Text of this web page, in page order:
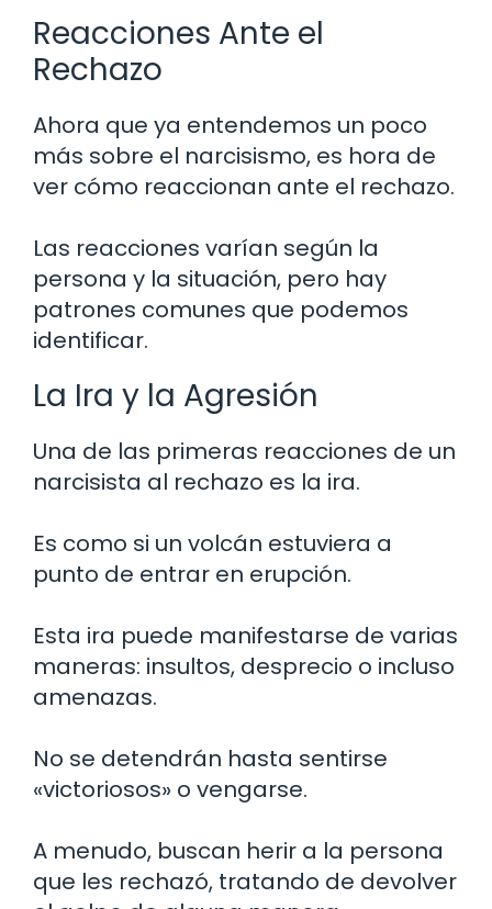
Reacciones Ante el
Rechazo
Ahora que ya entendemos un poco
más sobre el narcisismo, es hora de
ver cómo reaccionan ante el rechazo.
Las reacciones varían según la
persona y la situación, pero hay
patrones comunes que podemos
identificar.
La Ira y la Agresión
Una de las primeras reacciones de un
narcisista al rechazo es la ira.
Es como si un volcán estuviera a
punto de entrar en erupción.
Esta ira puede manifestarse de varias
maneras: insultos, desprecio o incluso
amenazas.
No se detendrán hasta sentirse
«victoriosos» o vengarse.
A menudo, buscan herir a la persona
que les rechazó, tratando de devolver